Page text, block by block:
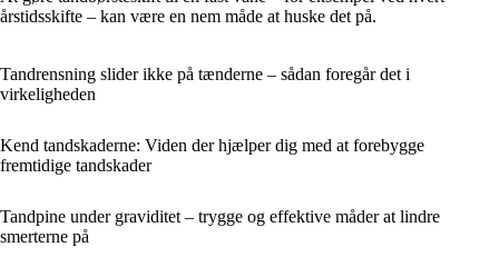
årstidsskifte – kan være en nem måde at huske det på.
Tandrensning slider ikke på tænderne – sådan foregår det i
virkeligheden
Kend tandskaderne: Viden der hjælper dig med at forebygge
fremtidige tandskader
Tandpine under graviditet – trygge og effektive måder at lindre
smerterne på